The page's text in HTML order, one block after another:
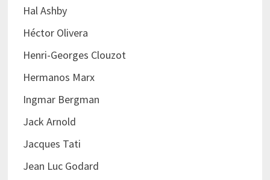
Hal Ashby
Héctor Olivera
Henri-Georges Clouzot
Hermanos Marx
Ingmar Bergman
Jack Arnold
Jacques Tati
Jean Luc Godard